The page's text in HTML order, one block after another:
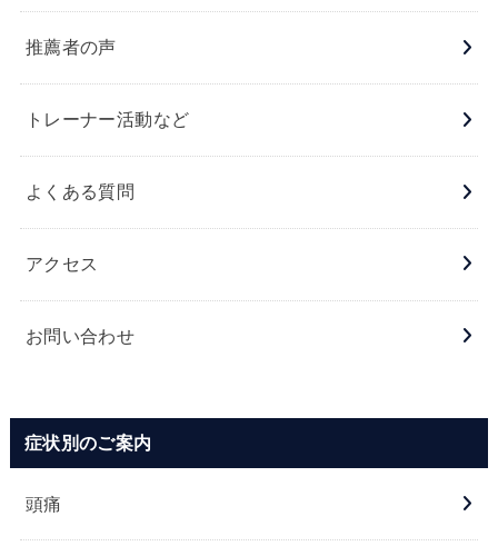
推薦者の声
トレーナー活動など
よくある質問
アクセス
お問い合わせ
症状別のご案内
頭痛